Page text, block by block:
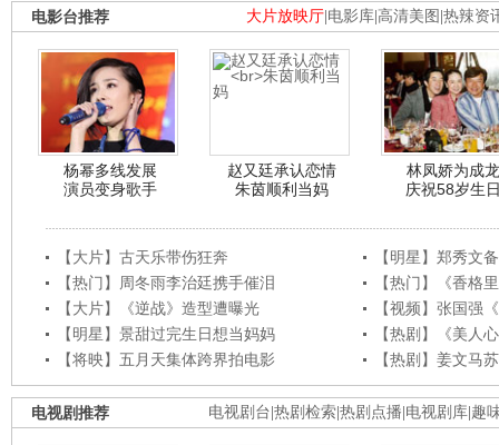
大片放映厅 电影库 高清美图 热辣资
电影台推荐
杨幂多线发展
演员变身歌手
赵又廷承认恋情
朱茵顺利当妈
林凤娇为成龙
庆祝58岁生
【大片】古天乐带伤狂奔
【明星】郑秀文
【热门】周冬雨李治廷携手催泪
【热门】《香格
【大片】《逆战》造型遭曝光
【视频】张国强
【明星】景甜过完生日想当妈妈
【热剧】《美人
【将映】五月天集体跨界拍电影
【热剧】姜文马
电视剧台 热剧检索 热剧点播 电视剧库 趣
电视剧推荐